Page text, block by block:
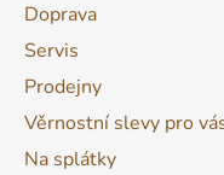
Doprava
Servis
Prodejny
Věrnostní slevy pro
Na splátky